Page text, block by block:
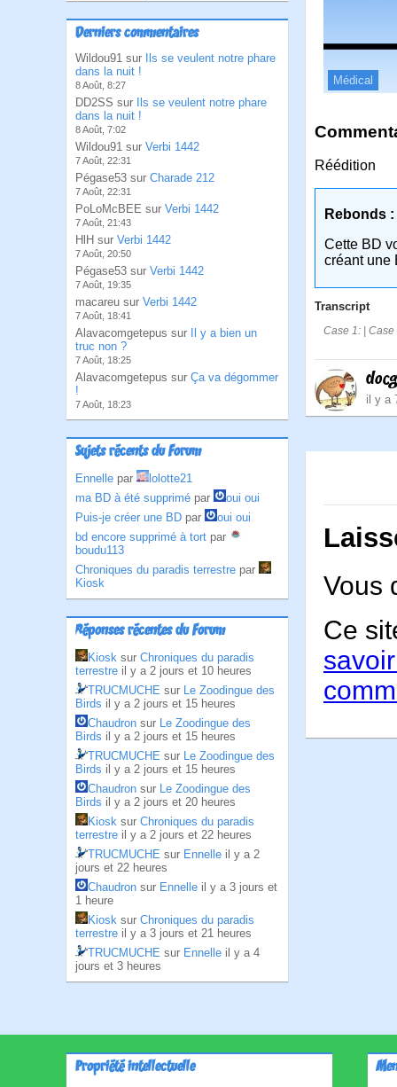
Derniers commentaires
Wildou91 sur
Ils se veulent notre phare
dans la nuit !
8 Août, 8:27
DD2SS sur
Ils se veulent notre phare
dans la nuit !
8 Août, 7:02
Wildou91 sur Verbi 1442
7 Août, 22:31
Pégase53 sur Charade 212
7 Août, 22:31
PoLoMcBEE sur Verbi 1442
7 Août, 21:43
HlH sur Verbi 1442
7 Août, 20:50
Pégase53 sur Verbi 1442
7 Août, 19:35
macareu sur Verbi 1442
7 Août, 18:41
Alavacomgetepus sur
Il y a bien un
truc non ?
7 Août, 18:25
Alavacomgetepus sur Ça va dégommer
!
7 Août, 18:23
Sujets récents du Forum
Ennelle par
lolotte21
ma BD à été supprimé par
oui oui
Puis-je créer une BD par
oui oui
bd encore supprimé à tort par
boudu113
Chroniques du paradis terrestre par
Kiosk
Réponses récentes du Forum
Kiosk sur Chroniques du paradis
terrestre il y a 2 jours et 10 heures
TRUCMUCHE sur Le Zoodingue des
Birds il y a 2 jours et 15 heures
Chaudron sur Le Zoodingue des
Birds il y a 2 jours et 15 heures
TRUCMUCHE sur Le Zoodingue des
Birds il y a 2 jours et 15 heures
Chaudron sur Le Zoodingue des
Birds il y a 2 jours et 20 heures
Kiosk sur Chroniques du paradis
terrestre il y a 2 jours et 22 heures
TRUCMUCHE sur Ennelle il y a 2
jours et 22 heures
Chaudron sur Ennelle il y a 3 jours et
1 heure
Kiosk sur Chroniques du paradis
terrestre il y a 3 jours et 21 heures
TRUCMUCHE sur Ennelle il y a 4
jours et 3 heures
Médical
Réédition
Rebonds :
Cette BD
créant une
Transcript
Case 1: |
il y a
Vous
Ce
Propriété intellectuelle